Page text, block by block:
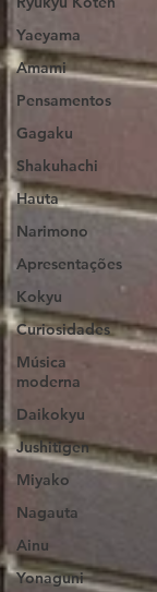
Yaeyama
Amami
Pensamentos
Gagaku
Shakuhachi
Hauta
Narimono
Apresentações
Kokyu
Curiosidades
Música
moderna
Daikokyu
Jushitigen
Miyako
Nagauta
Ainu
Yonaguni